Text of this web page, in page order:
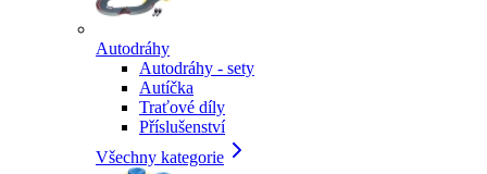
Autodráhy
Autodráhy - sety
Autíčka
Traťové díly
Příslušenství
Všechny kategorie